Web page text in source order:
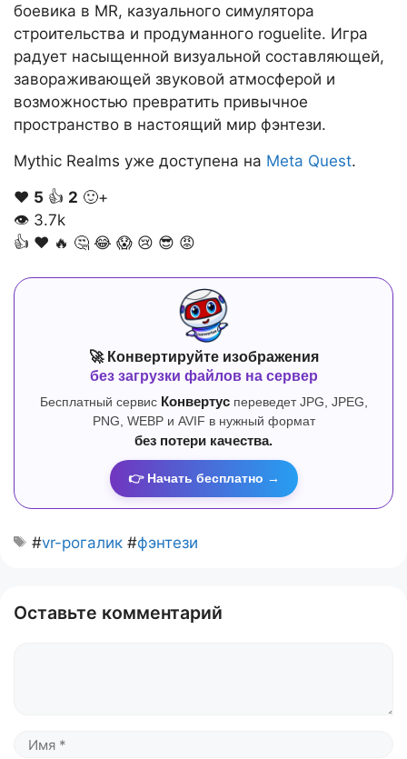
боевика в MR, казуального симулятора
строительства и продуманного roguelite. Игра
радует насыщенной визуальной составляющей,
завораживающей звуковой атмосферой и
возможностью превратить привычное
пространство в настоящий мир фэнтези.
Mythic Realms уже доступена на Meta Quest.
❤️ 5 👍 2 🙂+
👁 3.7k
👍 ❤️ 🔥 🤔 😂 😱 😢 😎 😡
🚀 Конвертируйте изображения
без загрузки файлов на сервер
Бесплатный сервис Конвертуспереведет JPG, JPEG,
PNG, WEBP и AVIF в нужный формат
без потери качества.
👉 Начать бесплатно →
#vr-рогалик #фэнтези
Оставьте комментарий
Имя